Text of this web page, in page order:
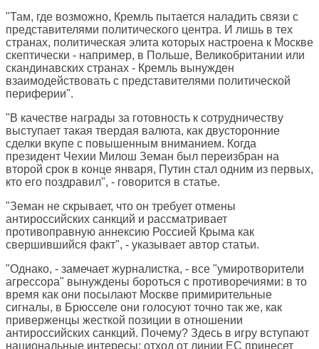
"Там, где возможно, Кремль пытается наладить связи с
представителями политического центра. И лишь в тех
странах, политическая элита которых настроена к Москве
скептически - например, в Польше, Великобритании или
скандинавских странах - Кремль вынужден
взаимодействовать с представителями политической
периферии".
"В качестве награды за готовность к сотрудничеству
выступает такая твердая валюта, как двусторонние
сделки вкупе с повышенным вниманием. Когда
президент Чехии Милош Земан был переизбран на
второй срок в конце января, Путин стал одним из первых,
кто его поздравил", - говорится в статье.
"Земан не скрывает, что он требует отмены
антироссийских санкций и рассматривает
противоправную аннексию Россией Крыма как
свершившийся факт", - указывает автор статьи.
"Однако, - замечает журналистка, - все "умиротворители
агрессора" вынуждены бороться с противоречиями: в то
время как они посылают Москве примирительные
сигналы, в Брюсселе они голосуют точно так же, как
приверженцы жесткой позиции в отношении
антироссийских санкций. Почему? Здесь в игру вступают
национальные интересы: отход от линии ЕС принесет